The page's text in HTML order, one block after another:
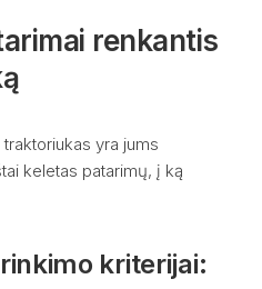
renkantis
yra jums
keletas patarimų, į ką
kriterijai: